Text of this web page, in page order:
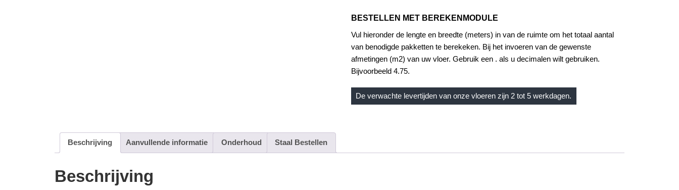
BESTELLEN MET BEREKENMODULE
Vul hieronder de lengte en breedte (meters) in van de ruimte om het totaal aantal
van benodigde pakketten te berekeken. Bij het invoeren van de gewenste
afmetingen (m2) van uw vloer. Gebruik een . als u decimalen wilt gebruiken.
Bijvoorbeeld 4.75.
De verwachte levertijden van onze vloeren zijn 2 tot 5 werkdagen.
Beschrijving Aanvullende informatie Onderhoud Staal Bestellen
Beschrijving